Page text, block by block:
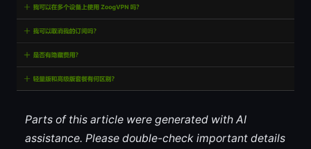
Parts of this article were generated with AI
assistance. Please double-check important details